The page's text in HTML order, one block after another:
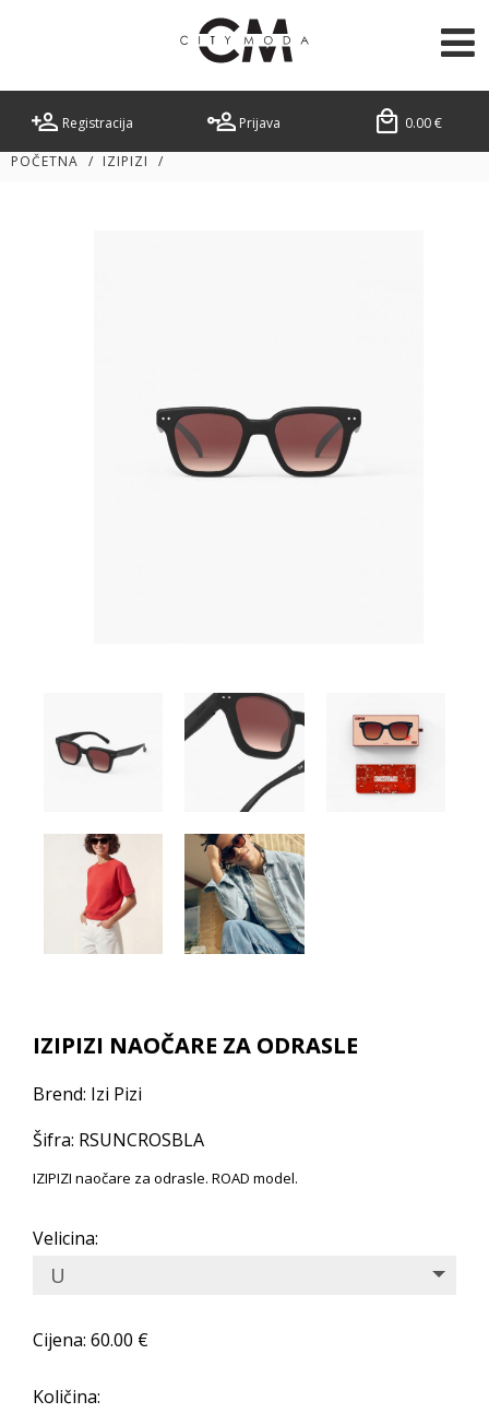
Registracija Prijava 0.00€
POČETNA / IZIPIZI /
IZIPIZI NAOČARE ZA ODRASLE
Brend: Izi Pizi
Šifra: RSUNCROSBLA
IZIPIZI naočare za odrasle. ROAD model.
Velicina:
U
Cijena: 60.00 €
Količina: